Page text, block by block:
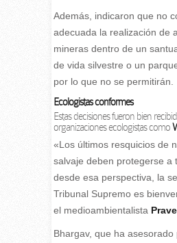
Además, indicaron que no
adecuada la realización de
mineras dentro de un
de vida silvestre o un
por lo que no se permitirán.
Ecologistas conformes
Estas decisiones fueron bien
organizaciones ecologistas como
«Los últimos resquicios de
salvaje deben protegerse a
desde esa perspectiva, la
Tribunal Supremo es
el medioambientalista
Bhargav, que ha asesorado